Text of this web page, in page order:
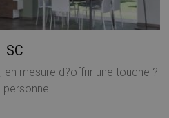
SC
en mesure d?offrir une touche ?
personne...